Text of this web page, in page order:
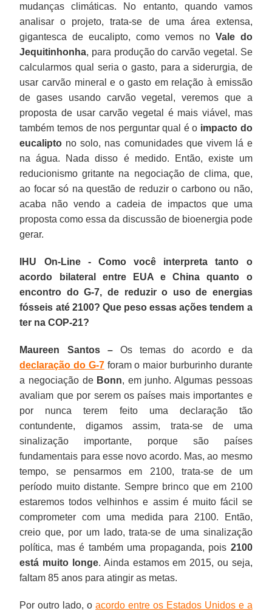
mudanças climáticas. No entanto, quando vamos
analisar o projeto, trata-se de uma área extensa,
gigantesca de eucalipto, como vemos no Vale do
Jequitinhonha, para produção do carvão vegetal. Se
calcularmos qual seria o gasto, para a siderurgia, de
usar carvão mineral e o gasto em relação à emissão
de gases usando carvão vegetal, veremos que a
proposta de usar carvão vegetal é mais viável, mas
também temos de nos perguntar qual é o impacto do
eucalipto no solo, nas comunidades que vivem lá e
na água. Nada disso é medido. Então, existe um
reducionismo gritante na negociação de clima, que,
ao focar só na questão de reduzir o carbono ou não,
acaba não vendo a cadeia de impactos que uma
proposta como essa da discussão de bioenergia pode
gerar.
IHU On-Line - Como você interpreta tanto o
acordo bilateral entre EUA e China quanto o
encontro do G-7, de reduzir o uso de energias
fósseis até 2100? Que peso essas ações tendem a
ter na COP-21?
Maureen Santos –Os temas do acordo e da
declaração do G-7foram o maior burburinho durante
a negociação de Bonn, em junho. Algumas pessoas
avaliam que por serem os países mais importantes e
por nunca terem feito uma declaração tão
contundente, digamos assim, trata-se de uma
sinalização importante, porque são países
fundamentais para esse novo acordo. Mas, ao mesmo
tempo, se pensarmos em 2100, trata-se de um
período muito distante. Sempre brinco que em 2100
estaremos todos velhinhos e assim é muito fácil se
comprometer com uma medida para 2100. Então,
creio que, por um lado, trata-se de uma sinalização
política, mas é também uma propaganda, pois 2100
está muito longe. Ainda estamos em 2015, ou seja,
faltam 85 anos para atingir as metas.
Por outro lado, oacordo entre os Estados Unidos e a